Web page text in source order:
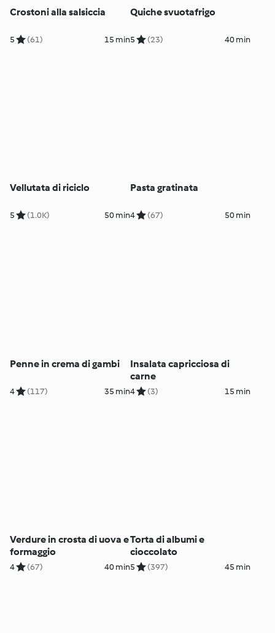
Crostoni alla salsiccia
5 (61) 15 min
Quiche svuotafrigo
5 (23) 40 min
Vellutata di riciclo
5 (1.0K) 50 min
Pasta gratinata
4 (67) 50 min
Penne in crema di gambi
4 (117) 35 min
Insalata capricciosa di
carne
4 (3) 15 min
Verdure in crosta di uova e
formaggio
4 (67) 40 min
Torta di albumi e
cioccolato
5 (397) 45 min